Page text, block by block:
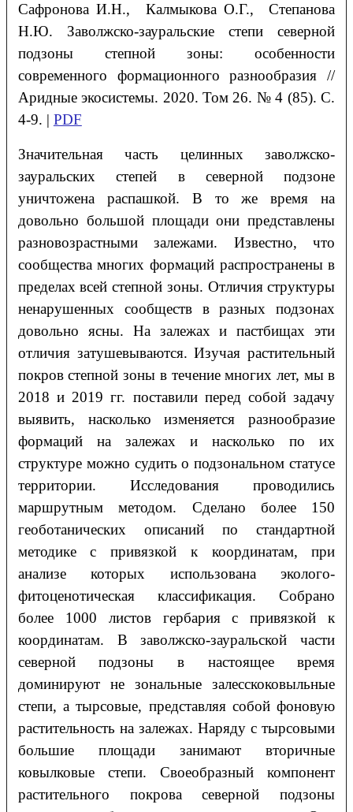
СафроноваИ.Н., КалмыковаО.Г., Степанова
Н.Ю. Заволжско-зауральские степи северной
подзоны степной зоны: особенности
современного формационного разнообразия //
Аридные экосистемы. 2020. Том 26. № 4 (85). С.
4-9. | PDF
Значительная часть целинных заволжско-
зауральских степей в северной подзоне
уничтожена распашкой. В то же время на
довольно большой площади они представлены
разновозрастными залежами. Известно, что
сообщества многих формаций распространены в
пределах всей степной зоны. Отличия структуры
ненарушенных сообществ в разных подзонах
довольно ясны. На залежах и пастбищах эти
отличия затушевываются. Изучая растительный
покров степной зоны в течение многих лет, мы в
2018 и 2019 гг. поставили перед собой задачу
выявить, насколько изменяется разнообразие
формаций на залежах и насколько по их
структуре можно судить о подзональном статусе
территории. Исследования проводились
маршрутным методом. Сделано более 150
геоботанических описаний по стандартной
методике с привязкой к координатам, при
анализе которых использована эколого-
фитоценотическая классификация. Собрано
более 1000 листов гербария с привязкой к
координатам. В заволжско-зауральской части
северной подзоны в настоящее время
доминируют не зональные залесскоковыльные
степи, а тырсовые, представляя собой фоновую
растительность на залежах. Наряду с тырсовыми
большие площади занимают вторичные
ковылковые степи. Своеобразный компонент
растительного покрова северной подзоны